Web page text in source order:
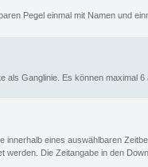
Pegel einmal mit Namen und
als Ganglinie. Es können maximal 6
innerhalb eines auswählbaren
werden. Die Zeitangabe in den